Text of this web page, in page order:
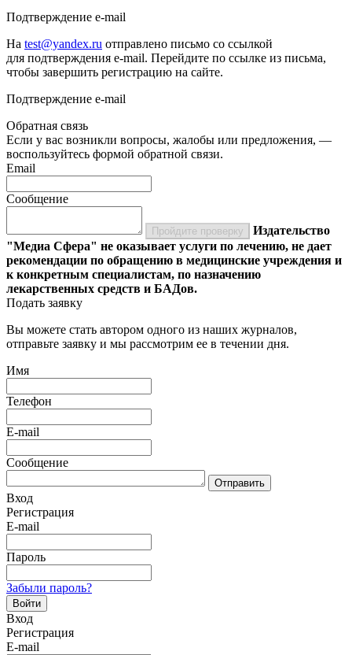
Подтверждение e-mail
На test@yandex.ru отправлено письмо со ссылкой
для подтверждения e-mail. Перейдите по ссылке из письма,
чтобы завершить регистрацию на сайте.
Подтверждение e-mail
Обратная связь
Если у вас возникли вопросы, жалобы или предложения, —
воспользуйтесь формой обратной связи.
Email
Сообщение
Пройдите проверку
Издательство
"Медиа Сфера" не оказывает услуги по лечению, не дает
рекомендации по обращению в медицинские учреждения и
к конкретным специалистам, по назначению
лекарственных средств и БАДов.
Подать заявку
Вы можете стать автором одного из наших журналов,
отправьте заявку и мы рассмотрим ее в течении дня.
Имя
Телефон
E-mail
Сообщение
Отправить
Вход
Регистрация
E-mail
Пароль
Забыли пароль?
Войти
Вход
Регистрация
E-mail